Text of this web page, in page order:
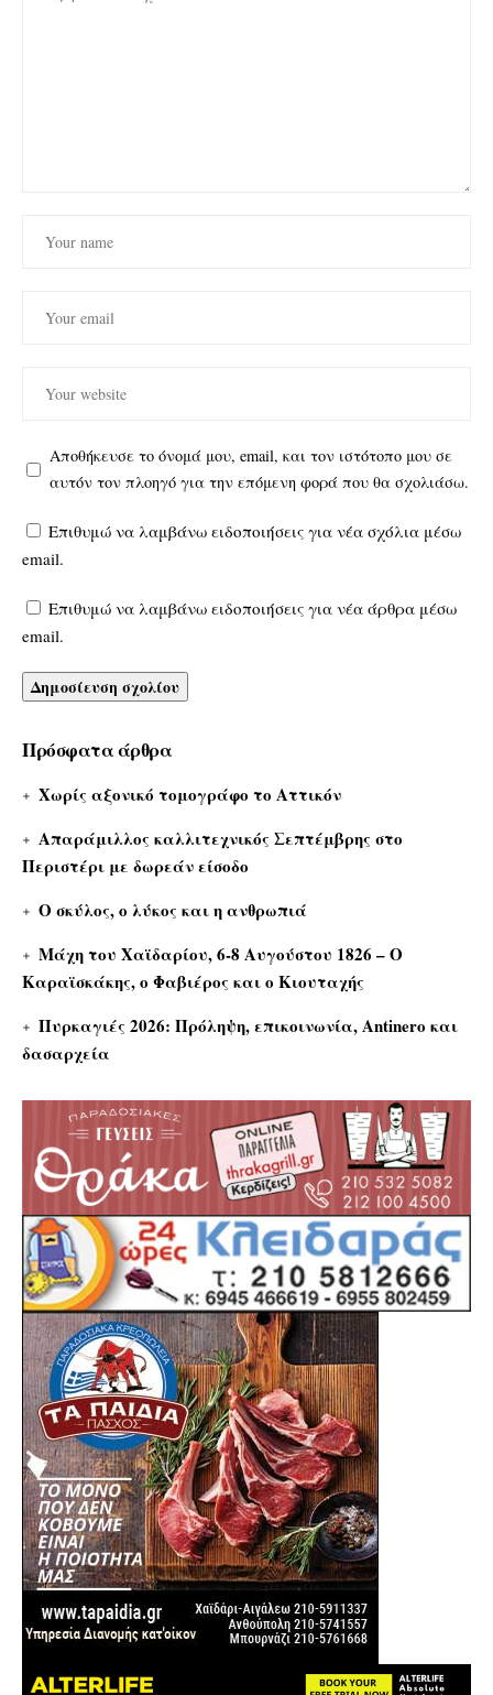
Αποθήκευσε το όνομά μου, email, και τον ιστότοπο μου σε
αυτόν τον πλοηγό για την επόμενη φορά που θα σχολιάσω.
Επιθυμώ να λαμβάνω ειδοποιήσεις για νέα σχόλια μέσω
email.
Επιθυμώ να λαμβάνω ειδοποιήσεις για νέα άρθρα μέσω
email.
Πρόσφατα άρθρα
Χωρίς αξονικό τομογράφο το Αττικόν
Απαράμιλλος καλλιτεχνικός Σεπτέμβρης στο
Περιστέρι με δωρεάν είσοδο
Ο σκύλος, ο λύκος και η ανθρωπιά
Μάχη του Χαϊδαρίου, 6-8 Αυγούστου 1826 – Ο
Καραϊσκάκης, ο Φαβιέρος και ο Κιουταχής
Πυρκαγιές 2026: Πρόληψη, επικοινωνία, Antinero και
δασαρχεία